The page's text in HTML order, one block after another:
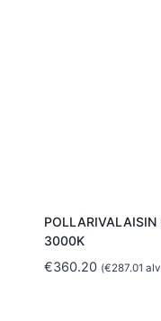
3000K
€360.20 (€287.01 alv